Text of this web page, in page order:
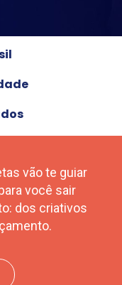
vão te guiar
você sair
dos criativos